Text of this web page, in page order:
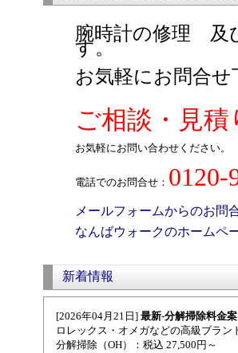
腕時計の修理 及
す。
お気軽にお問合せ
ご相談・見積
お気軽にお問い合わせください。
電話でのお問合せ： 0120-
メールフォームからのお問
なんばウォークのホームペ
新着情報
[2026年04月21日] 最新-分解掃除料金
ロレックス・オメガなどの高級ブラン
分解掃除（OH）：税込 27,500円～